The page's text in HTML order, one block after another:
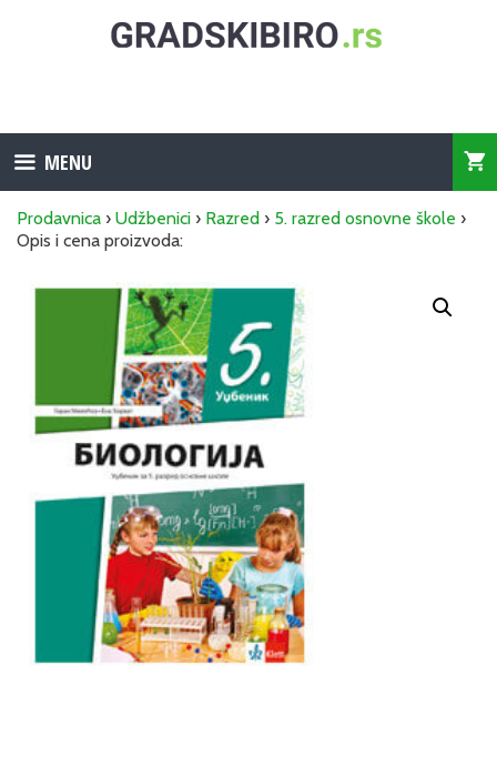
MENU
Prodavnica › Udžbenici › Razred › 5. razred osnovne škole ›
Opis i cena proizvoda: